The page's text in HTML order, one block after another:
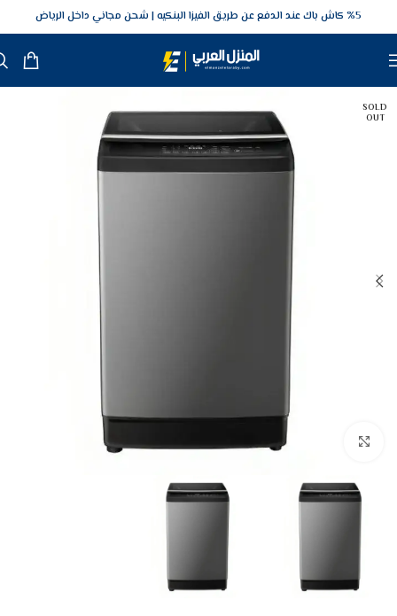
5‎% كاش باك عند الدفع عن طريق الفيزا البنكيه شحن مجاني داخل الرياض
SOLD
OUT
Click to enlarge